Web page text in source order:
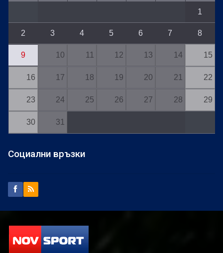
1
2 3 4 5 6 7 8
9 10 11 12 13 14 15
16 17 18 19 20 21 22
23 24 25 26 27 28 29
30 31
Социални връзки